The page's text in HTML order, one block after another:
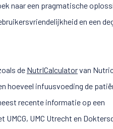
naar een pragmatische
en een
de NutrICalculatorvan
hoeveel infuusvoeding de
recente informatie op een
UMCG, UMC Utrecht en